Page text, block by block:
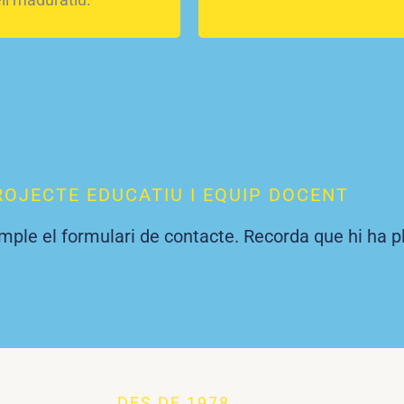
EDUCATIU I EQUIP DOCENT
el formulari de contacte. Recorda que hi ha